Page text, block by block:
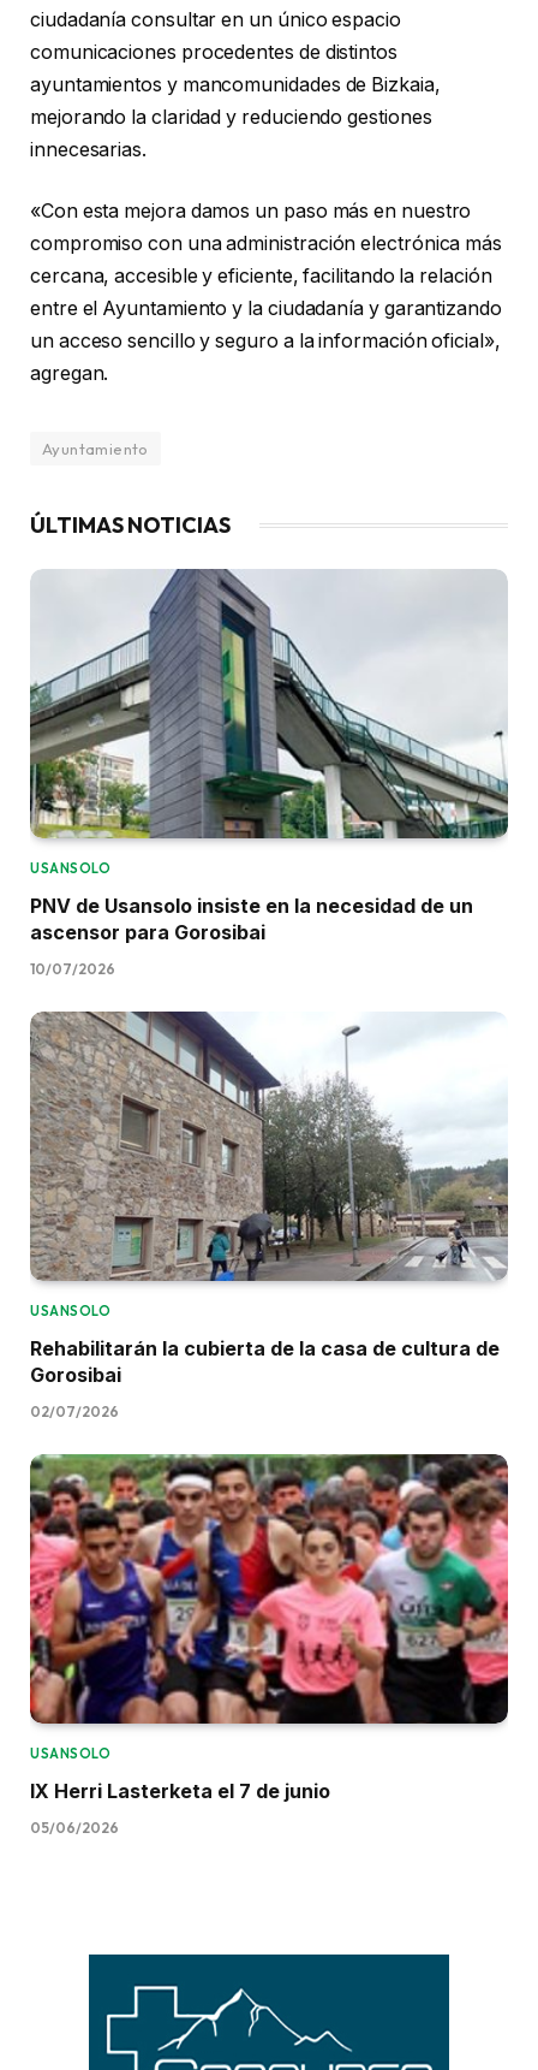
ciudadanía consultar en un único espacio
comunicaciones procedentes de distintos
ayuntamientos y mancomunidades de Bizkaia,
mejorando la claridad y reduciendo gestiones
innecesarias.
«Con esta mejora damos un paso más en nuestro
compromiso con una administración electrónica más
cercana, accesible y eficiente, facilitando la relación
entre el Ayuntamiento y la ciudadanía y garantizando
un acceso sencillo y seguro a la información oficial»,
agregan.
Ayuntamiento
ÚLTIMAS NOTICIAS
USANSOLO
PNV de Usansolo insiste en la necesidad de un
ascensor para Gorosibai
10/07/2026
USANSOLO
Rehabilitarán la cubierta de la casa de cultura de
Gorosibai
02/07/2026
USANSOLO
IX Herri Lasterketa el 7 de junio
05/06/2026